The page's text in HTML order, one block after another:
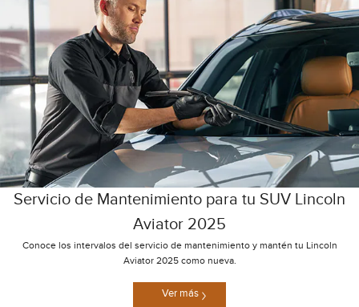
Servicio de Mantenimiento para tu SUV Lincoln
Aviator 2025
Conoce los intervalos del servicio de mantenimiento y mantén tu Lincoln
Aviator 2025 como nueva.
Ver más